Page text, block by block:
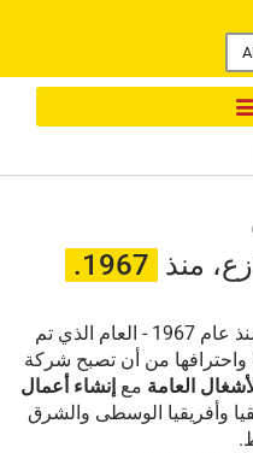
1967.
CDE، الشركة الرائدة بلا منازع، منذ عام 1967 - العام الذي تم
واحترافها من أن تصبح شركة
العامة معإنشاء أعمال
وأفريقيا الوسطى والشرق